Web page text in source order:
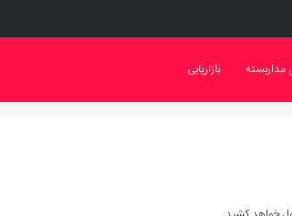
مداربسته بازاریابی